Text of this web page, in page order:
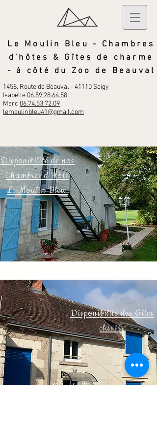
Le Moulin Bleu - Chambres
d'hôtes & Gîtes de charme
- à côté du Zoo de Beauval
1458, Route de Beauval - 41110 Seigy
Isabelle 06.59.28.64.58
Marc 06.74.53.72.09
lemoulinbleu41@gmail.com
Disponibilité de nos
Chambres d'Hôte
Le Moulin Bleu
Disponibilité des Gîtes
classés
Gite de Pierre